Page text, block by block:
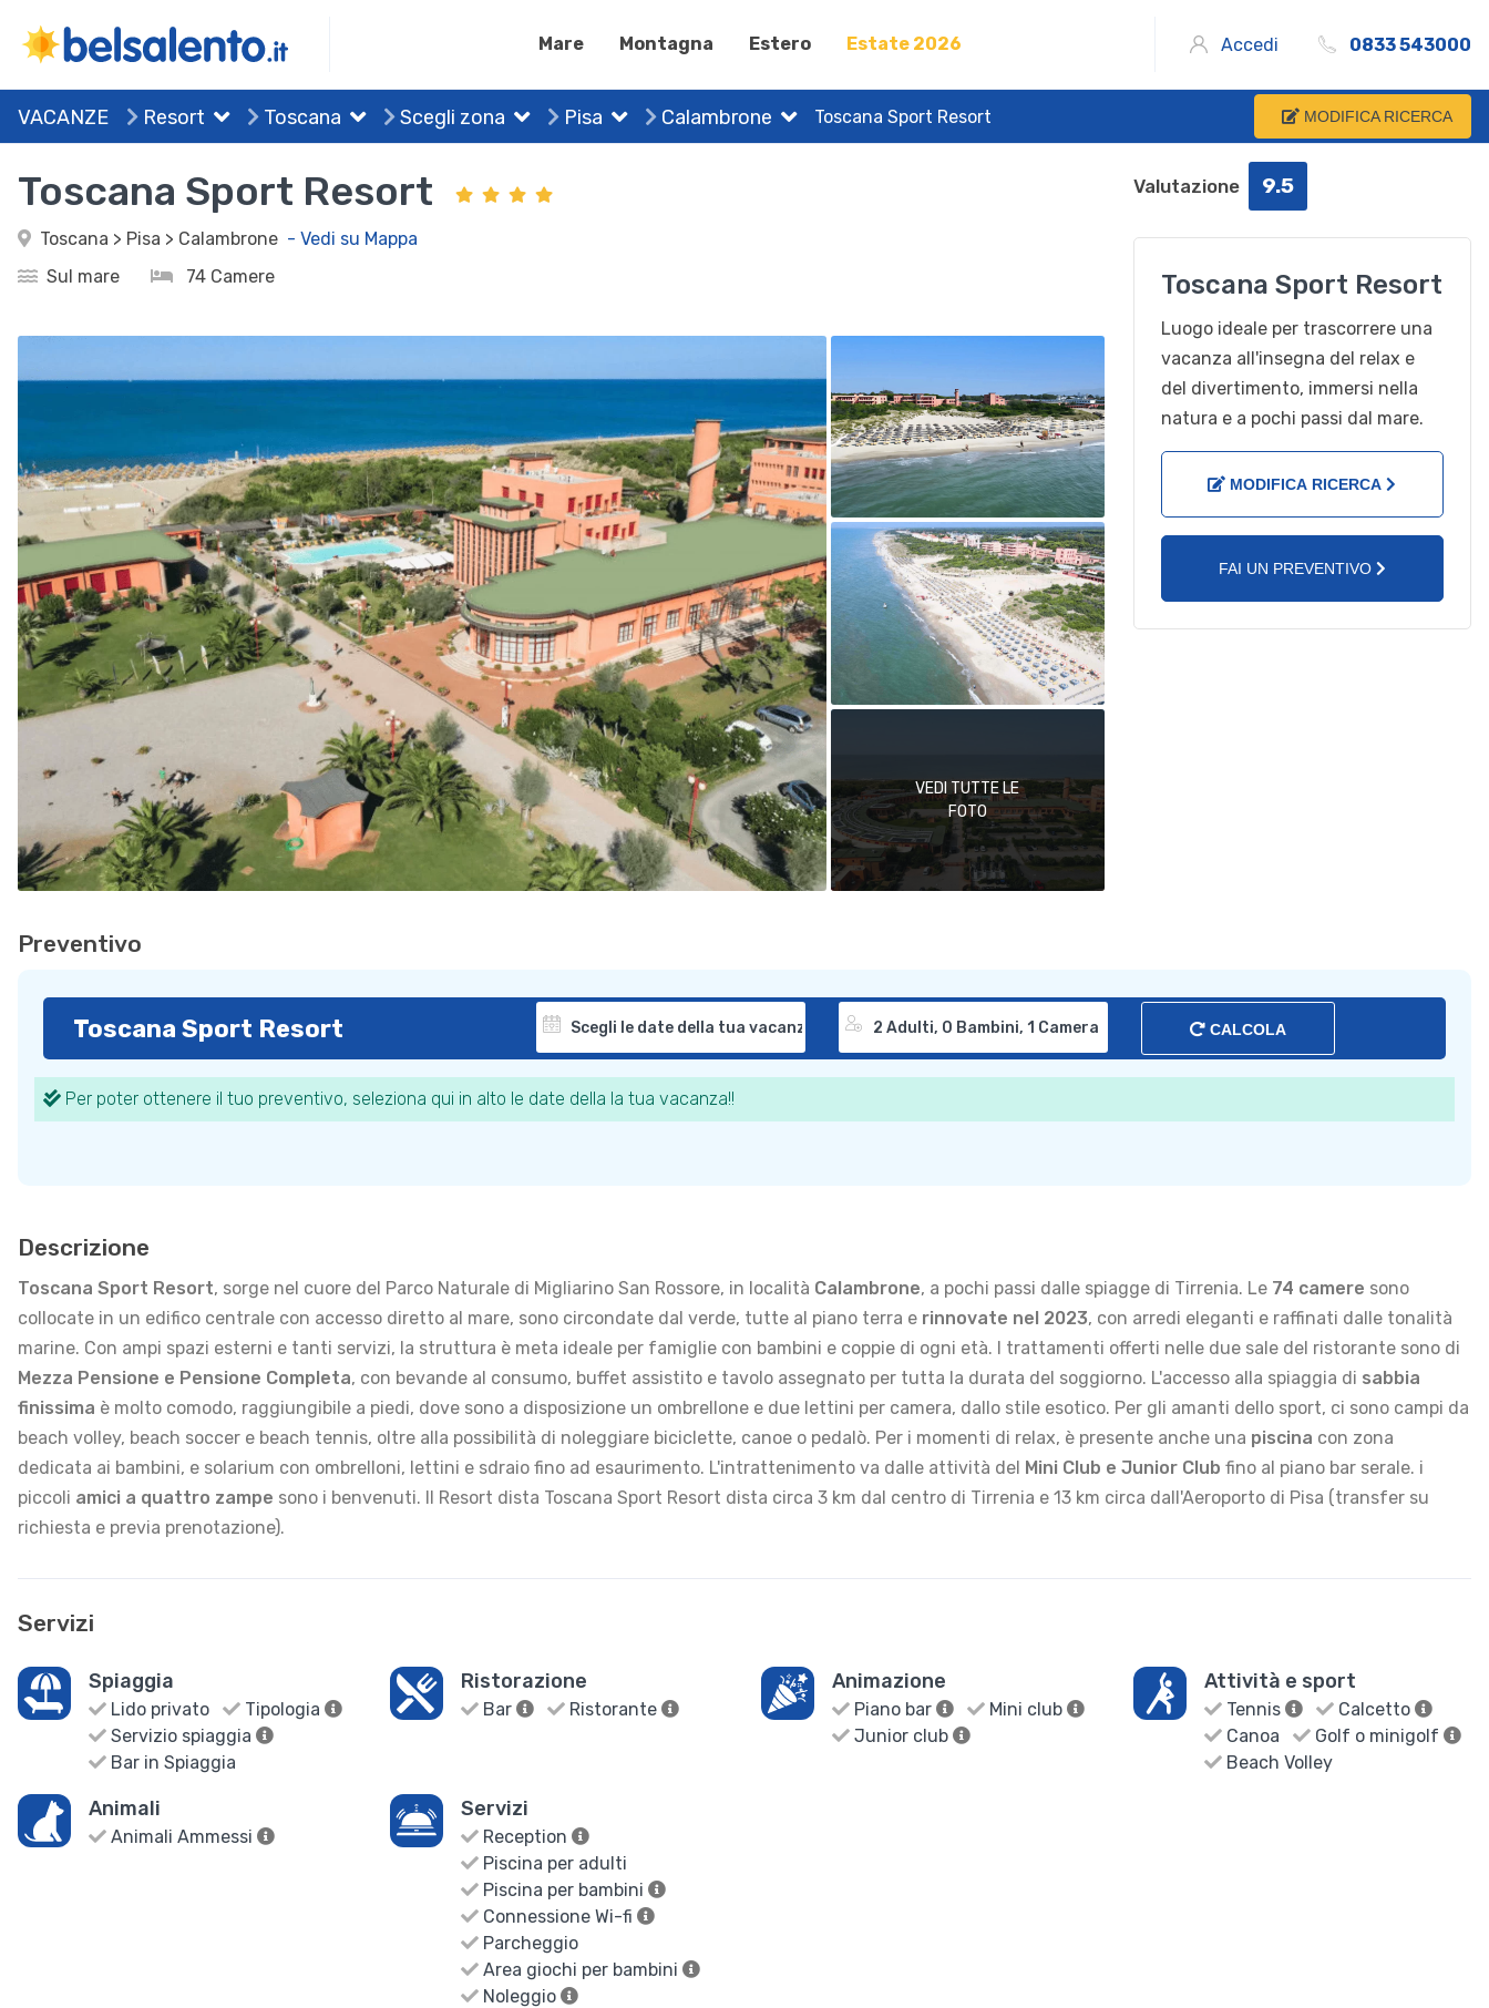
Mare Montagna Estero Estate 2026 Accedi 0833 543000
VACANZE Resort Toscana Scegli zona Pisa Calambrone Toscana Sport Resort MODIFICA RICERCA
Toscana Sport Resort
Toscana > Pisa > Calambrone - Vedi su Mappa
Sul mare
74 Camere
VEDI TUTTE LE
FOTO
Valutazione 9.5
Toscana Sport Resort
Luogo ideale per trascorrere una
vacanza all'insegna del relax e
del divertimento, immersi nella
natura e a pochi passi dal mare.
MODIFICA RICERCA
FAI UN PREVENTIVO
Preventivo
Toscana Sport Resort CALCOLA
Per poter ottenere il tuo preventivo, seleziona qui in alto le date della la tua vacanza!!
Descrizione
Toscana Sport Resort, sorge nel cuore del Parco Naturale di Migliarino San Rossore, in località Calambrone, a pochi passi dalle spiagge di Tirrenia. Le 74 camere sono
collocate in un edifico centrale con accesso diretto al mare, sono circondate dal verde, tutte al piano terra e rinnovate nel 2023, con arredi eleganti e raffinati dalle tonalità
marine. Con ampi spazi esterni e tanti servizi, la struttura è meta ideale per famiglie con bambini e coppie di ogni età. I trattamenti offerti nelle due sale del ristorante sono di
Mezza Pensione e Pensione Completa, con bevande al consumo, buffet assistito e tavolo assegnato per tutta la durata del soggiorno. L'accesso alla spiaggia di sabbia
finissima è molto comodo, raggiungibile a piedi, dove sono a disposizione un ombrellone e due lettini per camera, dallo stile esotico. Per gli amanti dello sport, ci sono campi da
beach volley, beach soccer e beach tennis, oltre alla possibilità di noleggiare biciclette, canoe o pedalò. Per i momenti di relax, è presente anche una piscina con zona
dedicata ai bambini, e solarium con ombrelloni, lettini e sdraio fino ad esaurimento. L'intrattenimento va dalle attività del Mini Club e Junior Club fino al piano bar serale. i
piccoli amici a quattro zampe sono i benvenuti. Il Resort dista Toscana Sport Resort dista circa 3 km dal centro di Tirrenia e 13 km circa dall'Aeroporto di Pisa (transfer su
richiesta e previa prenotazione).
Servizi
Spiaggia
Lido privato
Tipologia
Servizio spiaggia
Bar in Spiaggia
Ristorazione
Bar Ristorante
Animazione
Piano bar
Mini club
Junior club
Attività e sport
Tennis
Calcetto
Canoa
Golf o minigolf
Beach Volley
Animali
Animali Ammessi
Servizi
Reception
Piscina per adulti
Piscina per bambini
Connessione Wi-fi
Parcheggio
Area giochi per bambini
Noleggio